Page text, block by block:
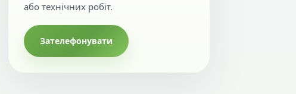
або технічних робіт.
Зателефонувати